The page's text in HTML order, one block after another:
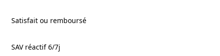
Satisfait ou remboursé
SAV réactif 6/7j